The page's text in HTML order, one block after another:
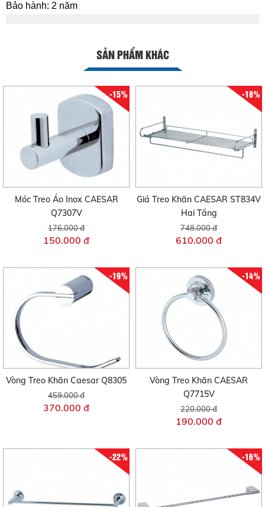
Bảo hành: 2 năm
SẢN PHẨM KHÁC
-15%
Móc Treo Áo Inox CAESAR
Q7307V
176.000 đ
150.000 đ
-18%
Giá Treo Khăn CAESAR ST834V
Hai Tầng
748.000 đ
610.000 đ
-19%
Vòng Treo Khăn Caesar Q8305
459.000 đ
370.000 đ
-14%
Vòng Treo Khăn CAESAR
Q7715V
220.000 đ
190.000 đ
-22% -16%